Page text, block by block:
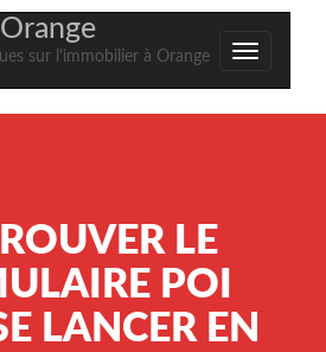
sur l'immobilier à Orange
LE
POI
LANCER EN